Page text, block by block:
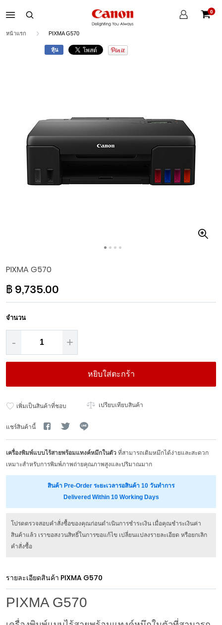
บัญชี
ของ
0
หน้าแรก PIXMA G570
หุ้น
PIXMA G570
฿ 9,735.00
จำนวน
- +
หยิบใส่ตะกร้า
เพิ่มเป็นสินค้าที่ชอบ เปรียบเทียบสินค้า
แชร์สินค้านี้
เครื่องพิมพ์แบบไร้สายพร้อมแทงค์หมึกในตัว ที่สามารถเติมหมึกได้ง่ายและสะดวก
เหมาะสำหรับการพิมพ์ภาพถ่ายคุณภาพสูงและปริมาณมาก
สินค้า Pre-Order ระยะเวลารอสินค้า 10 วันทำการ
Delivered Within 10 Working Days
โปรดตรวจสอบคำสั่งซื้อของคุณก่อนดำเนินการชำระเงิน เมื่อคุณชำระเงินค่า
สินค้าแล้ว เราขอสงวนสิทธิ์ในการขอแก้ไข เปลี่ยนแปลงรายละเอียด หรือยกเลิก
คำสั่งซื้อ
beginning
images
gallery
รายละเอียดสินค้า PIXMA G570
PIXMA G570